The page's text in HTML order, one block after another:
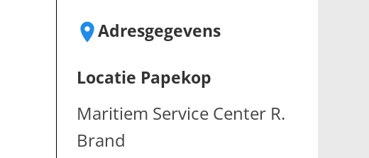
Adresgegevens
Locatie Papekop
Maritiem Service Center R.
Brand